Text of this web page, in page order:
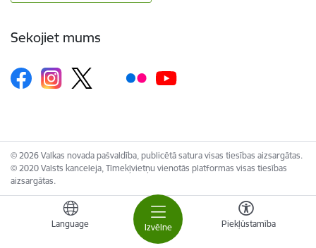
Izvēlne
Language Piekļūstamība
Sekojiet mums
© 2026 Valkas novada pašvaldība, publicētā satura visas tiesības aizsargātas.
© 2020 Valsts kanceleja, Tīmekļvietņu vienotās platformas visas tiesības
aizsargātas.